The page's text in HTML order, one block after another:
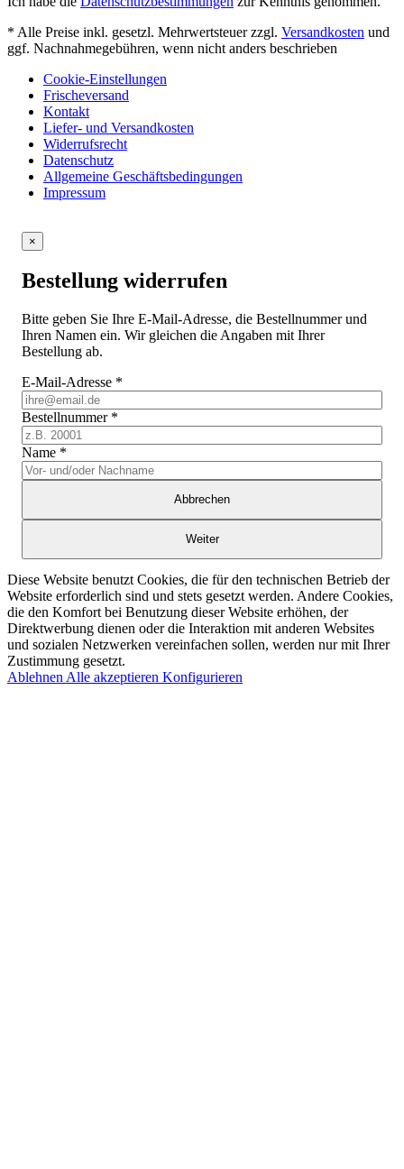
* Alle Preise inkl. gesetzl. Mehrwertsteuer zzgl. Versandkosten und
ggf. Nachnahmegebühren, wenn nicht anders beschrieben
Cookie-Einstellungen
Frischeversand
Kontakt
Liefer- und Versandkosten
Widerrufsrecht
Datenschutz
Allgemeine Geschäftsbedingungen
Impressum
×
Bestellung widerrufen
Bitte geben Sie Ihre E-Mail-Adresse, die Bestellnummer und
Ihren Namen ein. Wir gleichen die Angaben mit Ihrer
Bestellung ab.
E-Mail-Adresse *
Bestellnummer *
Name *
Abbrechen
Weiter
Diese Website benutzt Cookies, die für den technischen Betrieb der
Website erforderlich sind und stets gesetzt werden. Andere Cookies,
die den Komfort bei Benutzung dieser Website erhöhen, der
Direktwerbung dienen oder die Interaktion mit anderen Websites
und sozialen Netzwerken vereinfachen sollen, werden nur mit Ihrer
Zustimmung gesetzt.
Ablehnen Alle akzeptieren Konfigurieren